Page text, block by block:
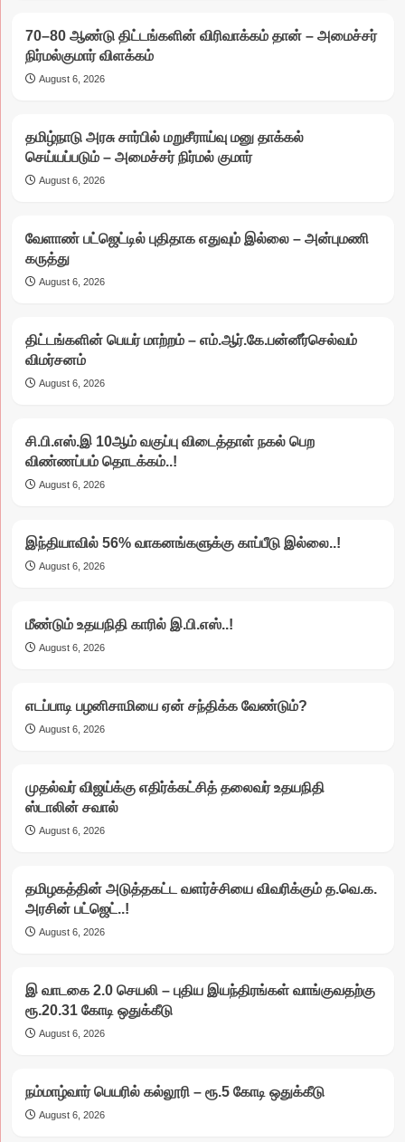
70–80 ஆண்டு திட்டங்களின் விரிவாக்கம் தான் – அமைச்சர்
நிர்மல்குமார் விளக்கம்
August 6, 2026
தமிழ்நாடு அரசு சார்பில் மறுசீராய்வு மனு தாக்கல்
செய்யப்படும் – அமைச்சர் நிர்மல் குமார்
August 6, 2026
வேளாண் பட்ஜெட்டில் புதிதாக எதுவும் இல்லை – அன்புமணி
கருத்து
August 6, 2026
திட்டங்களின் பெயர் மாற்றம் – எம்.ஆர்.கே.பன்னீர்செல்வம்
விமர்சனம்
August 6, 2026
சி.பி.எஸ்.இ 10ஆம் வகுப்பு விடைத்தாள் நகல் பெற
விண்ணப்பம் தொடக்கம்..!
August 6, 2026
இந்தியாவில் 56% வாகனங்களுக்கு காப்பீடு இல்லை..!
August 6, 2026
மீண்டும் உதயநிதி காரில் இ.பி.எஸ்..!
August 6, 2026
எடப்பாடி பழனிசாமியை ஏன் சந்திக்க வேண்டும்?
August 6, 2026
முதல்வர் விஜய்க்கு எதிர்க்கட்சித் தலைவர் உதயநிதி
ஸ்டாலின் சவால்
August 6, 2026
தமிழகத்தின் அடுத்தகட்ட வளர்ச்சியை விவரிக்கும் த.வெ.க.
அரசின் பட்ஜெட்..!
August 6, 2026
இ வாடகை 2.0 செயலி – புதிய இயந்திரங்கள் வாங்குவதற்கு
ரூ.20.31 கோடி ஒதுக்கீடு
August 6, 2026
நம்மாழ்வார் பெயரில் கல்லூரி – ரூ.5 கோடி ஒதுக்கீடு
August 6, 2026